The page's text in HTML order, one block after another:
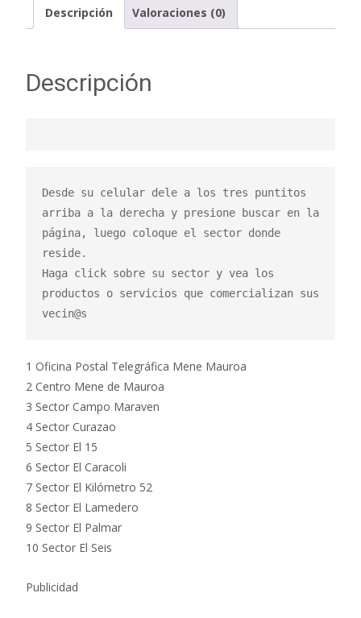
Descripción Valoraciones (0)
Descripción
Desde su celular dele a los tres puntitos
arriba a la derecha y presione buscar en la
página, luego coloque el sector donde
reside.
Haga click sobre su sector y vea los
productos o servicios que comercializan sus
vecin@s
1 Oficina Postal Telegráfica Mene Mauroa
2 Centro Mene de Mauroa
3 Sector Campo Maraven
4 Sector Curazao
5 Sector El 15
6 Sector El Caracoli
7 Sector El Kilómetro 52
8 Sector El Lamedero
9 Sector El Palmar
10 Sector El Seis
Publicidad